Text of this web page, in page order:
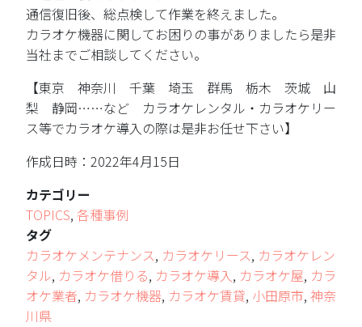
通信復旧後、総点検して作業を終えました。
カラオケ機器に関してお困りの事がありましたら是非
当社までご相談してください。
【東京 神奈川 千葉 埼玉 群馬 栃木 茨城 山
梨 静岡……など カラオケレンタル・カラオケリー
ス等でカラオケ導入の際は是非お任せ下さい】
作成日時：2022年4月15日
カテゴリー
TOPICS, 各種事例
タグ
カラオケメンテナンス, カラオケリース, カラオケレン
タル, カラオケ借りる, カラオケ導入, カラオケ屋, カラ
オケ業者, カラオケ機器, カラオケ賃貸, 小田原市, 神奈
川県